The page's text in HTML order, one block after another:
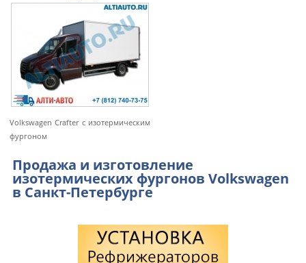
Volkswagen Crafter с изотермическим
фургоном
Продажа и изготовление
изотермических фургонов Volkswagen
в Санкт-Петербурге